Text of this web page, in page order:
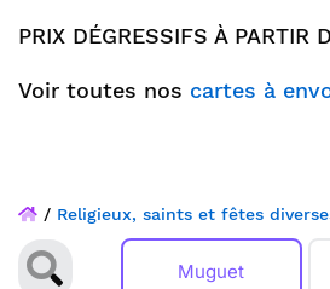
PRIX DÉGRESSIFS À PARTIR
Voir toutes nos cartes à
/ Religieux, saints et fêtes
Muguet